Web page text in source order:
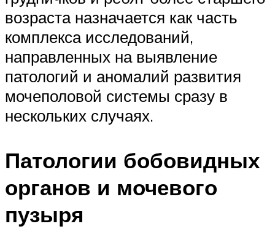
возраста назначается как часть
комплекса исследований,
направленных на выявление
патологий и аномалий развития
мочеполовой системы сразу в
нескольких случаях.
Патологии бобовидных
органов и мочевого
пузыря